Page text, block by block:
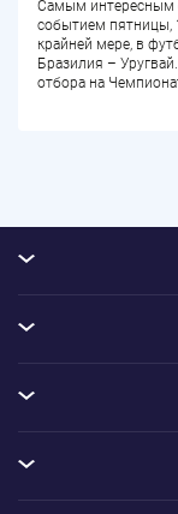
Самым интересным
событием пятницы,
крайней мере, в
Бразилия –
отбора на